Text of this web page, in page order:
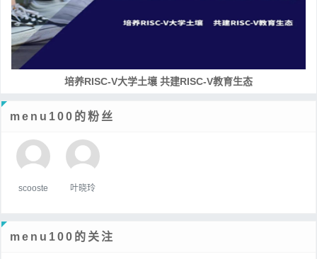
培养RISC-V大学土壤 共建RISC-V教育生态
menu100的粉丝
scooste 叶晓玲
menu100的关注